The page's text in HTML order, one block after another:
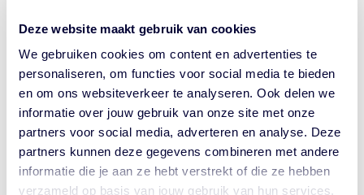
Deze website maakt gebruik van cookies
We gebruiken cookies om content en advertenties te
personaliseren, om functies voor social media te bieden
en om ons websiteverkeer te analyseren. Ook delen we
informatie over jouw gebruik van onze site met onze
partners voor social media, adverteren en analyse. Deze
partners kunnen deze gegevens combineren met andere
informatie die je aan ze hebt verstrekt of die ze hebben
verzameld op basis van jouw gebruik van hun services.
Van de achtervolgers liet alleen Dozy BV Den Helder
punten liggen. De Helderse formatie was zaterdag in
eigen huis niet opgewassen tegen Loon Lions. De
bezoeksters uit Landsmeer trokken het duel met 53-72
naar zich toe. De Lions staan derde op vier punten van
koploper Grasshoppers met een wedstrijd meer
gespeeld.
Lekdetec.nl boekte in Bemmel een 35-53 zege bij
nieuwkomer BC Utrecht Cangeroes en Jolly Jumpers